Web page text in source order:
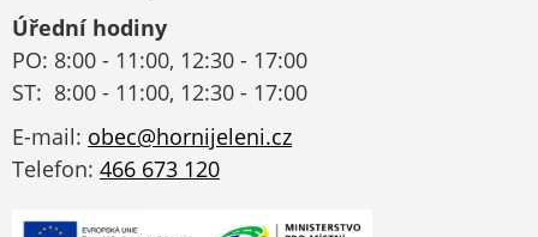
Úřední hodiny
PO: 8:00 - 11:00, 12:30 - 17:00
ST: 8:00 - 11:00, 12:30 - 17:00
E-mail: obec@hornijeleni.cz
Telefon: 466 673 120